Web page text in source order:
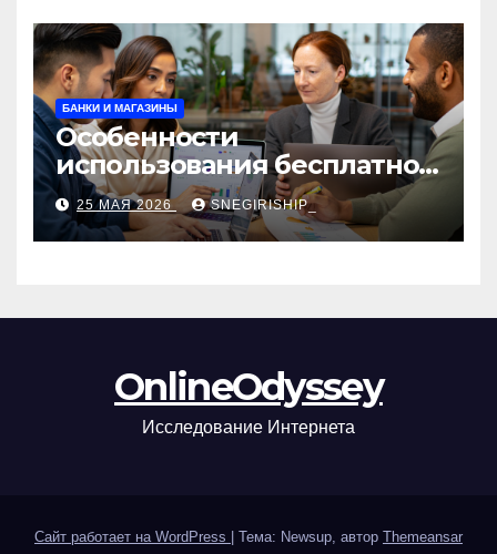
БАНКИ И МАГАЗИНЫ
Особенности
использования бесплатной
версии программ для
автоматизации и
управления предприятием
25 МАЯ 2026 SNEGIRISHIP_
OnlineOdyssey
Исследование Интернета
Сайт работает на WordPress Тема: Newsup, автор Themeansar